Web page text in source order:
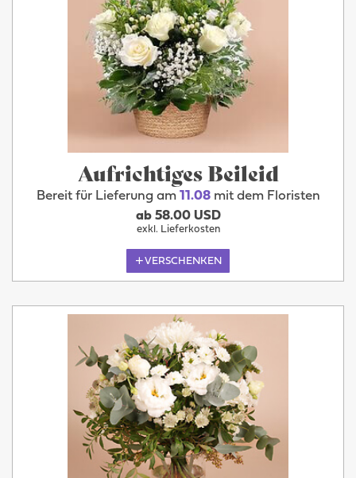
Aufrichtiges Beileid
Bereit für Lieferung am 11.08mit dem Floristen
ab 58.00 USD
exkl. Lieferkosten
VERSCHENKEN